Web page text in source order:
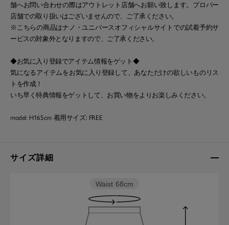
舗へお問い合わせの際はアウトレット店舗へお願い致します。プロパー
店舗での取り扱いはございませんので、ご了承ください。
※こちらの商品はナノ・ユニバースオフィシャルサイトでの試着予約サ
ービスの対象外となりますので、ご了承ください。
◆お気に入り登録でアイテム情報をゲット◆
気になるアイテムをお気に入り登録して、あなただけの欲しいものリス
トを作成！
いち早く特典情報をゲットして、お買い物をよりお楽しみください。
model: H165cm 着用サイズ: FREE
サイズ詳細
Waist 68cm